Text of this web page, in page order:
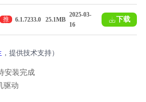
推
6.1.7233.0 25.1MB
2025-03-
16
下载
，提供技术支持）
安装完成
驱动